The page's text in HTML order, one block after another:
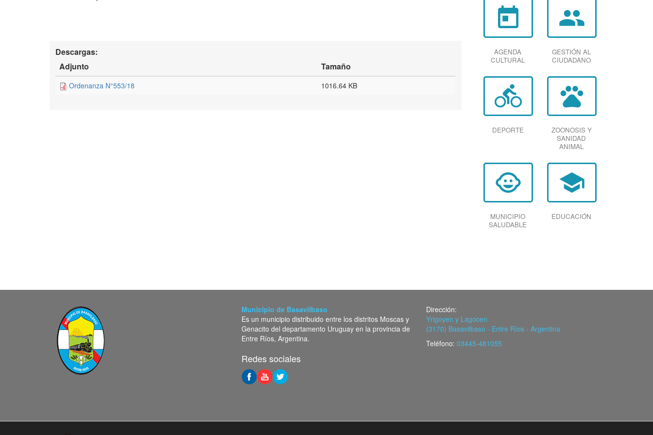
Descargas:
Adjunto
Tamaño
Ordenanza N°553/18 1016.64 KB
today
AGENDA
CULTURAL
group
GESTIÓN AL
CIUDADANO
directions_bike
DEPORTE
pets
ZOONOSIS Y
SANIDAD
ANIMAL
child_care
MUNICIPIO
SALUDABLE
school
EDUCACIÓN
Municipio de Basavilbaso
Es un municipio distribuido entre los distritos Moscas y
Genacito del departamento Uruguay en la provincia de
Entre Ríos, Argentina.
Dirección:
Yrigoyen y Lagocen
(3170) Basavilbaso - Entre Ríos - Argentina
Teléfono: 03445-481055
Redes sociales